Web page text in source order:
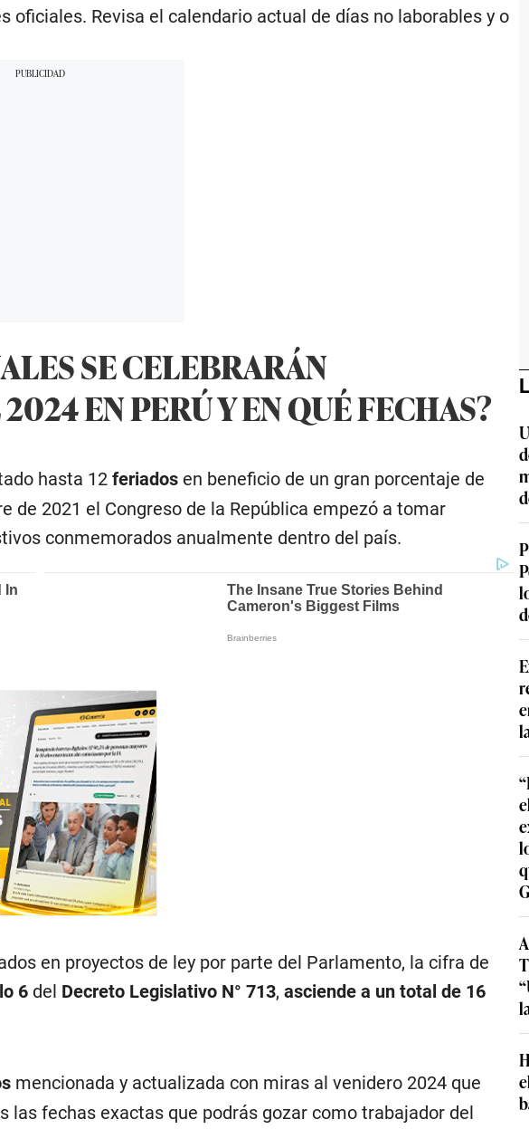
Revisa el calendario actual de días no laborables y o
SE CELEBRARÁN
EN PERÚ Y EN QUÉ FECHAS?
hasta 12feriados en beneficio de un gran porcentaje de
de 2021 el Congreso de la República empezó a tomar
conmemorados anualmente dentro del país.
en proyectos de ley por parte del Parlamento, la cifra de
6 del Decreto Legislativo N° 713,asciende a un total de 16
mencionada y actualizada con miras al venidero 2024 que
fechas exactas que podrás gozar como trabajador del